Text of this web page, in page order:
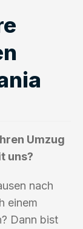
Umzug
uns?
nach
einem
Dann bist